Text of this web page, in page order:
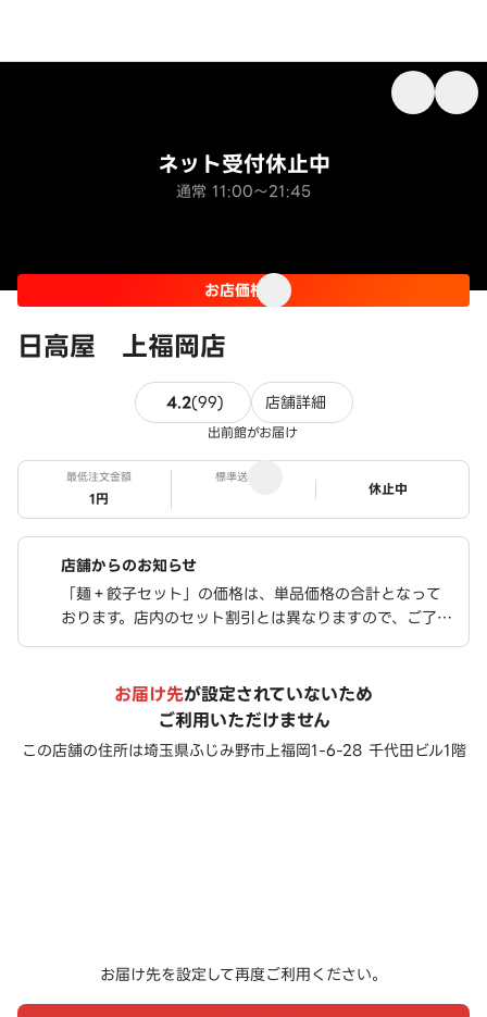
日高屋 上福岡店
ネット受付休止中
通常 11:00～21:45
お店価格
4.2(99)99件のレビュー
店舗詳細
出前館がお届け
最低注文金額
1円
標準送料
ステータス
休止中
店舗からのお知らせ
「麺＋餃子セット」の価格は、単品価格の合計となって
おります。店内のセット割引とは異なりますので、ご了承
のうえお買い求めください
お届け先が設定されていないため
ご利用いただけません
この店舗の住所は埼玉県ふじみ野市上福岡1-6-28 千代田ビル1階
お届け先を設定して再度ご利用ください。